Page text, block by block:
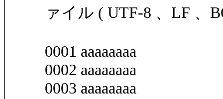
ァイル ( UTF-8 、LF 、
0001 aaaaaaaa
0002 aaaaaaaa
0003 aaaaaaaa